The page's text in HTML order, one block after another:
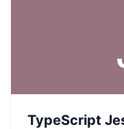
TypeScript